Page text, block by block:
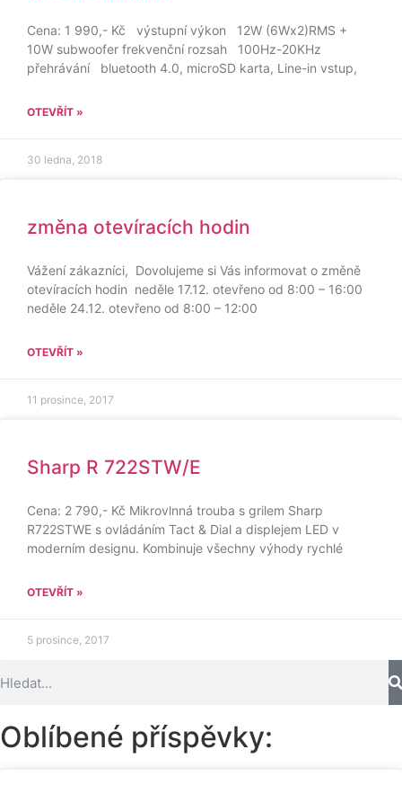
Cena: 1 990,- Kč výstupní výkon 12W (6Wx2)RMS +
10W subwoofer frekvenční rozsah 100Hz-20KHz
přehrávání bluetooth 4.0, microSD karta, Line-in vstup,
OTEVŘÍT »
30 ledna, 2018
změna otevíracích hodin
Vážení zákazníci, Dovolujeme si Vás informovat o změně
otevíracích hodin neděle 17.12. otevřeno od 8:00 – 16:00
neděle 24.12. otevřeno od 8:00 – 12:00
OTEVŘÍT »
11 prosince, 2017
Sharp R 722STW/E
Cena: 2 790,- Kč Mikrovlnná trouba s grilem Sharp
R722STWE s ovládáním Tact & Dial a displejem LED v
moderním designu. Kombinuje všechny výhody rychlé
OTEVŘÍT »
5 prosince, 2017
Oblíbené příspěvky: